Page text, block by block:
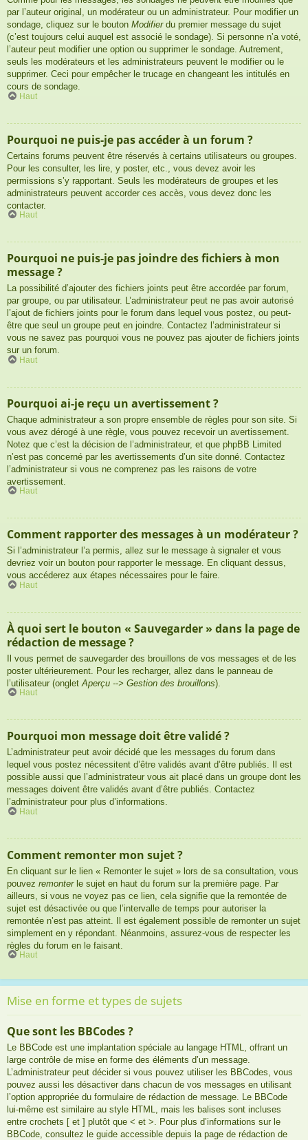
par l’auteur original, un modérateur ou un administrateur. Pour modifier un
sondage, cliquez sur le bouton Modifierdu premier message du sujet
(c’est toujours celui auquel est associé le sondage). Si personne n’a voté,
l’auteur peut modifier une option ou supprimer le sondage. Autrement,
seuls les modérateurs et les administrateurs peuvent le modifier ou le
supprimer. Ceci pour empêcher le trucage en changeant les intitulés en
cours de sondage.
Haut
Pourquoi ne puis-je pas accéder à un forum ?
Certains forums peuvent être réservés à certains utilisateurs ou groupes.
Pour les consulter, les lire, y poster, etc., vous devez avoir les
permissions s’y rapportant. Seuls les modérateurs de groupes et les
administrateurs peuvent accorder ces accès, vous devez donc les
contacter.
Haut
Pourquoi ne puis-je pas joindre des fichiers à mon
message ?
La possibilité d’ajouter des fichiers joints peut être accordée par forum,
par groupe, ou par utilisateur. L’administrateur peut ne pas avoir autorisé
l’ajout de fichiers joints pour le forum dans lequel vous postez, ou peut-
être que seul un groupe peut en joindre. Contactez l’administrateur si
vous ne savez pas pourquoi vous ne pouvez pas ajouter de fichiers joints
sur un forum.
Haut
Pourquoi ai-je reçu un avertissement ?
Chaque administrateur a son propre ensemble de règles pour son site. Si
vous avez dérogé à une règle, vous pouvez recevoir un avertissement.
Notez que c’est la décision de l’administrateur, et que phpBB Limited
n’est pas concerné par les avertissements d’un site donné. Contactez
l’administrateur si vous ne comprenez pas les raisons de votre
avertissement.
Haut
Comment rapporter des messages à un modérateur ?
Si l’administrateur l’a permis, allez sur le message à signaler et vous
devriez voir un bouton pour rapporter le message. En cliquant dessus,
vous accéderez aux étapes nécessaires pour le faire.
Haut
À quoi sert le bouton « Sauvegarder » dans la page de
rédaction de message ?
Il vous permet de sauvegarder des brouillons de vos messages et de les
poster ultérieurement. Pour les recharger, allez dans le panneau de
l’utilisateur (onglet Aperçu --> Gestion des brouillons).
Haut
Pourquoi mon message doit être validé ?
L’administrateur peut avoir décidé que les messages du forum dans
lequel vous postez nécessitent d’être validés avant d’être publiés. Il est
possible aussi que l’administrateur vous ait placé dans un groupe dont les
messages doivent être validés avant d’être publiés. Contactez
l’administrateur pour plus d’informations.
Haut
Comment remonter mon sujet ?
En cliquant sur le lien « Remonter le sujet » lors de sa consultation, vous
pouvez remonterle sujet en haut du forum sur la première page. Par
ailleurs, si vous ne voyez pas ce lien, cela signifie que la remontée de
sujet est désactivée ou que l’intervalle de temps pour autoriser la
remontée n’est pas atteint. Il est également possible de remonter un sujet
simplement en y répondant. Néanmoins, assurez-vous de respecter les
règles du forum en le faisant.
Haut
Mise en forme et types de sujets
Que sont les BBCodes ?
Le BBCode est une implantation spéciale au langage HTML, offrant un
large contrôle de mise en forme des éléments d’un message.
L’administrateur peut décider si vous pouvez utiliser les BBCodes, vous
pouvez aussi les désactiver dans chacun de vos messages en utilisant
l’option appropriée du formulaire de rédaction de message. Le BBCode
lui-même est similaire au style HTML, mais les balises sont incluses
entre crochets [ et ] plutôt que < et >. Pour plus d’informations sur le
BBCode, consultez le guide accessible depuis la page de rédaction de